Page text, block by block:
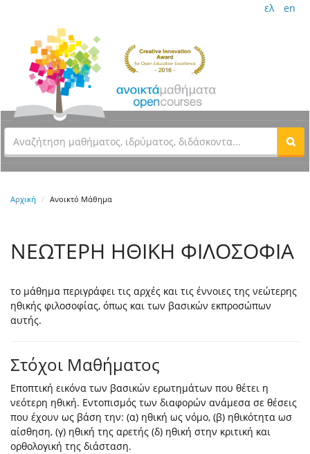
ελ en
Αρχική Ανοικτό Μάθημα
ΝΕΩΤΕΡΗ ΗΘΙΚΗ ΦΙΛΟΣΟΦΙΑ
το μάθημα περιγράφει τις αρχές και τις έννοιες της νεώτερης
ηθικής φιλοσοφίας, όπως και των βασικών εκπροσώπων
αυτής.
Στόχοι Μαθήματος
Eποπτική εικόνα των βασικών ερωτημάτων που θέτει η
νεότερη ηθική. Εντοπισμός των διαφορών ανάμεσα σε θέσεις
που έχουν ως βάση την: (α) ηθική ως νόμο, (β) ηθικότητα ωσ
αίσθηση, (γ) ηθική της αρετής (δ) ηθική στην κριτική και
ορθολογική της διάσταση.